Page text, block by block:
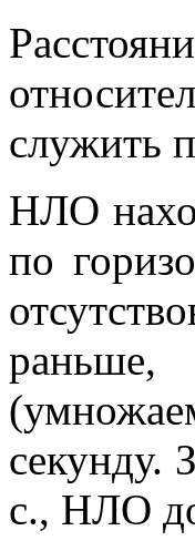
служить
НЛО
по
раньше,
секунду.
с., НЛО